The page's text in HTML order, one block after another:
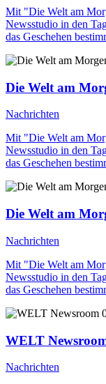
Mit "Die Welt am
Newsstudio in den
das Geschehen
Die Welt am
Nachrichten
Mit "Die Welt am
Newsstudio in den
das Geschehen
Die Welt am
Nachrichten
Mit "Die Welt am
Newsstudio in den
das Geschehen
WELT
Nachrichten